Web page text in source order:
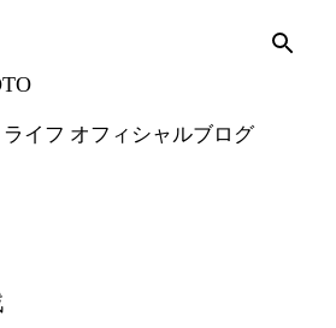
イフ オフィシャルブログ